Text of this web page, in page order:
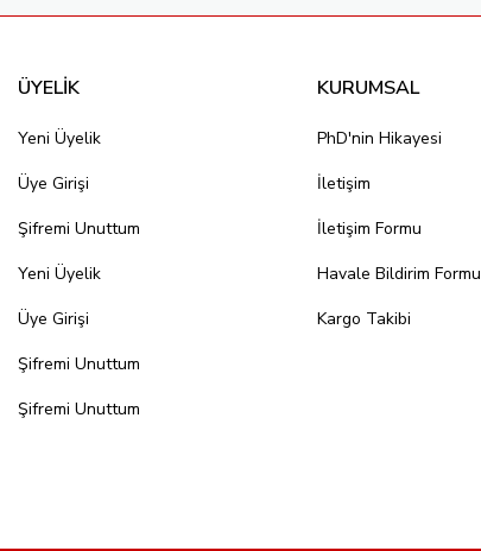
ÜYELİK
Yeni Üyelik
Üye Girişi
Şifremi Unuttum
Yeni Üyelik
Üye Girişi
Şifremi Unuttum
Şifremi Unuttum
KURUMSAL
PhD'nin Hikayesi
İletişim
İletişim Formu
Havale Bildirim Formu
Kargo Takibi